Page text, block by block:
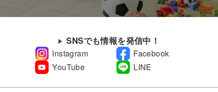
SNSでも情報を発信中！
Instagram
Facebook
YouTube
LINE